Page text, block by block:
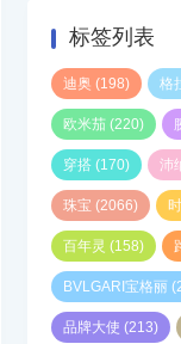
标签列表
迪奥 (198) 格
欧米茄 (220)
穿搭 (170) 沛
珠宝 (2066)
百年灵 (158)
BVLGARI宝格丽
品牌大使 (213)